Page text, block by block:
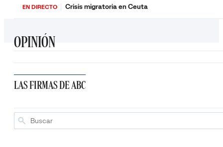
EN DIRECTO Crisis migratoria en Ceuta
OPINIÓN
LAS FIRMAS DE ABC